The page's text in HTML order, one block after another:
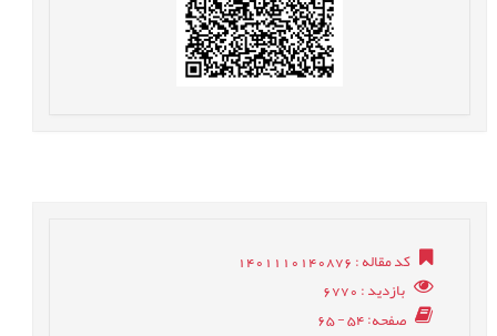
کد مقاله: 1401110140876
بازدید: 6770
صفحه: 54 - 65